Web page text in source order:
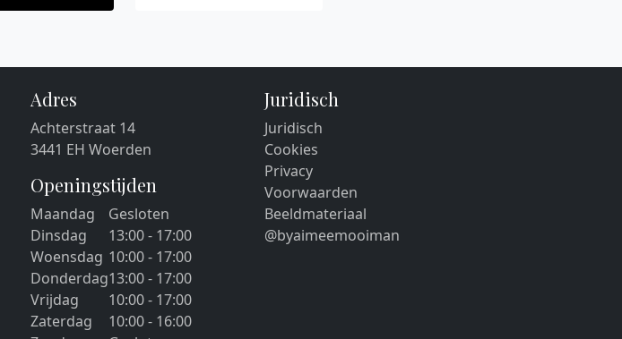
Adres
Achterstraat 14
3441 EH Woerden
Openingstijden
Maandag
Gesloten
Dinsdag
13:00 - 17:00
Woensdag 10:00 - 17:00
Donderdag13:00 - 17:00
Vrijdag
10:00 - 17:00
Zaterdag
10:00 - 16:00
Juridisch
Juridisch
Cookies
Privacy
Voorwaarden
Beeldmateriaal
@byaimeemooiman